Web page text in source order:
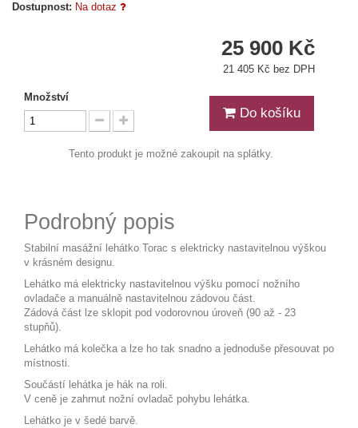
Dostupnost: Na dotaz
25 900 Kč
21 405 Kč bez DPH
Množství
Do košíku
Tento produkt je možné zakoupit na splátky.
Podrobný popis
Stabilní masážní lehátko Torac s elektricky nastavitelnou výškou
v krásném designu.
Lehátko má elektricky nastavitelnou výšku pomocí nožního
ovladače a manuálně nastavitelnou zádovou část.
Zádová část lze sklopit pod vodorovnou úroveň (90 až - 23
stupňů).
Lehátko má kolečka a lze ho tak snadno a jednoduše přesouvat po
místnosti.
Součástí lehátka je hák na roli.
V ceně je zahrnut nožní ovladač pohybu lehátka.
Lehátko je v šedé barvě.